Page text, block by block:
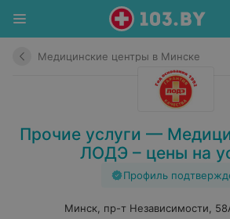
Медицинские центры в Минске
Прочие услуги —
ЛОДЭ – цены на
Профиль
Минск, пр-т Независимости,